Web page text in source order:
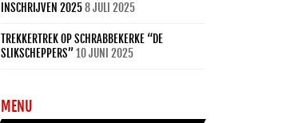
INSCHRIJVEN 20258 JULI 2025
TREKKERTREK OP SCHRABBEKERKE “DE
SLIKSCHEPPERS”10 JUNI 2025
MENU